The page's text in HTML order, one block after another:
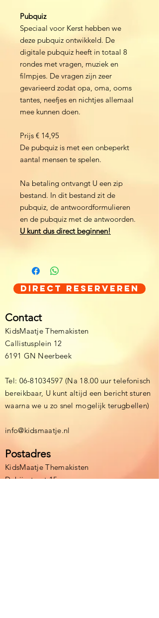
Pubquiz
Speciaal voor Kerst hebben we
deze pubquiz ontwikkeld. De
digitale pubquiz heeft in totaal 8
rondes met vragen, muziek en
filmpjes. De vragen zijn zeer
gevarieerd zodat opa, oma, ooms
tantes, neefjes en nichtjes allemaal
mee kunnen doen.
Prijs € 14,95
De pubquiz is met een onbeperkt
aantal mensen te spelen.
Na betaling ontvangt U een zip
bestand. In dit bestand zit de
pubquiz, de antwoordformulieren
en de pubquiz met de antwoorden.
U kunt dus direct beginnen!
Direct Reserveren
Contact
KidsMaatje Themakisten
Callistusplein 12
6191 GN Neerbeek
Tel: 06-81034597 (Na 18.00 uur telefonisch
bereikbaar, U kunt altijd een bericht sturen
waarna we u zo snel mogelijk terugbellen)
info@kidsmaatje.nl
Postadres
KidsMaatje Themakisten
Debijestraat 15